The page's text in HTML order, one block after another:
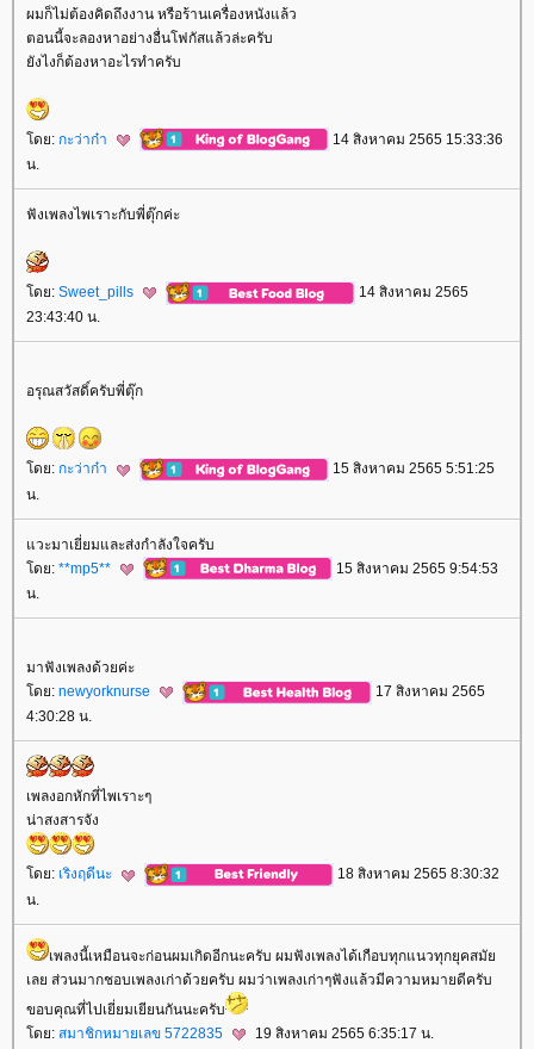
ผมก็ไม่ต้องคิดถึงงาน หรือร้านเครื่องหนังแล้ว
ตอนนี้จะลองหาอย่างอื่นโฟกัสแล้วล่ะครับ
ังไงก็ต้องหาอะไรทำครับ
ดย: กะว่าก๋า
14 สิงหาคม 2565 15:33:36
น.
ฟังเพลงไพเราะกับพี่ตุ๊กค่ะ
ดย: Sweet_pills
14 สิงหาคม 2565
23:43:40 น.
อรุณสวัสดิ์ครับพี่ตุ๊ก
ดย: กะว่าก๋า
15 สิงหาคม 2565 5:51:25
น.
วะมาเยี่ยมและส่งกำลังใจครับ
ดย: **mp5**
15 สิงหาคม 2565 9:54:53
น.
มาฟังเพลงด้วยค่ะ
ดย: newyorknurse
17 สิงหาคม 2565
4:30:28 น.
เพลงอกหักที่ไพเราะๆ
น่าสงสารจัง
ดย: เริงฤดีนะ
18 สิงหาคม 2565 8:30:32
น.
เพลงนี้เหมือนจะก่อนผมเกิดอีกนะครับ ผมฟังเพลงได้เกือบทุกแนวทุกยุคสมั
เลย ส่วนมากชอบเพลงเก่าด้วยครับ ผมว่าเพลงเก่าๆฟังแล้วมีความหมายดีครับ
ขอบคุณที่ไปเยี่ยมเยียนกันนะครับ
ดย: สมาชิกหมายเลข 5722835 19 สิงหาคม 2565 6:35:17 น.